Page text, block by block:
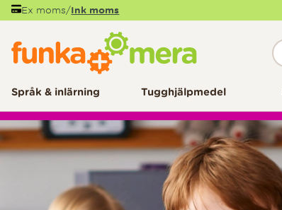
Ex moms/Ink moms
Språk & inlärning Tugghjälpmedel